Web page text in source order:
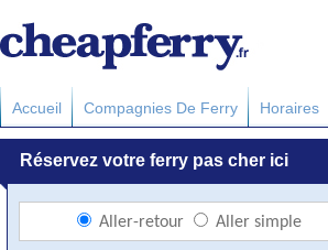
Accueil Compagnies De Ferry Horaires